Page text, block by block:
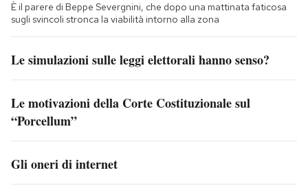
È il parere di Beppe Severgnini, che dopo una mattinata faticosa
sugli svincoli stronca la viabilità intorno alla zona
Le simulazioni sulle leggi elettorali hanno senso?
Le motivazioni della Corte Costituzionale sul
“Porcellum”
Gli oneri di internet